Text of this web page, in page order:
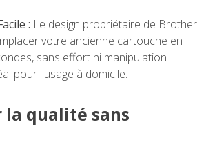
: Le design propriétaire de Brother
votre ancienne cartouche en
sans effort ni manipulation
pour l'usage à domicile.
la qualité sans